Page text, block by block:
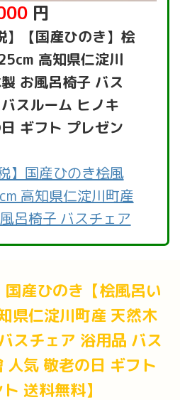
円
】【国産ひのき】桧
高知県仁淀川
お風呂椅子 バス
スルーム ヒノキ
ギフト プレゼン
】国産ひのき桧風
高知県仁淀川町産
呂椅子 バスチェア
国産ひのき【桧風呂い
県仁淀川町産 天然木
スチェア 浴用品 バス
人気 敬老の日 ギフト
送料無料】